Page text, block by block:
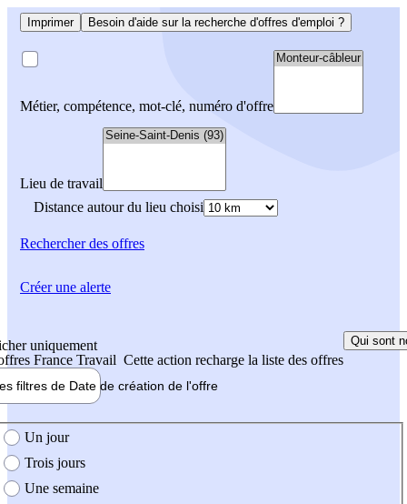
Imprimer Besoin d'aide sur la recherche d'offres d'emploi ?
Métier, compétence, mot-clé, numéro d'offre
Lieu de travail
Distance autour du lieu choisi
Rechercherdes offres
uniquement
France Travail Cette action recharge la liste des offres
Qui sont
filtres de Date de création de l'offre
création de l'offre
Un jour
Trois jours
Une semaine
Créer une alerte